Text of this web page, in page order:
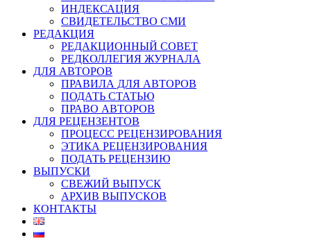
ИНДЕКСАЦИЯ
СВИДЕТЕЛЬСТВО СМИ
РЕДАКЦИЯ
РЕДАКЦИОННЫЙ СОВЕТ
РЕДКОЛЛЕГИЯ ЖУРНАЛА
ДЛЯ АВТОРОВ
ПРАВИЛА ДЛЯ АВТОРОВ
ПОДАТЬ СТАТЬЮ
ПРАВО АВТОРОВ
ДЛЯ РЕЦЕНЗЕНТОВ
ПРОЦЕСС РЕЦЕНЗИРОВАНИЯ
ЭТИКА РЕЦЕНЗИРОВАНИЯ
ПОДАТЬ РЕЦЕНЗИЮ
ВЫПУСКИ
СВЕЖИЙ ВЫПУСК
АРХИВ ВЫПУСКОВ
КОНТАКТЫ